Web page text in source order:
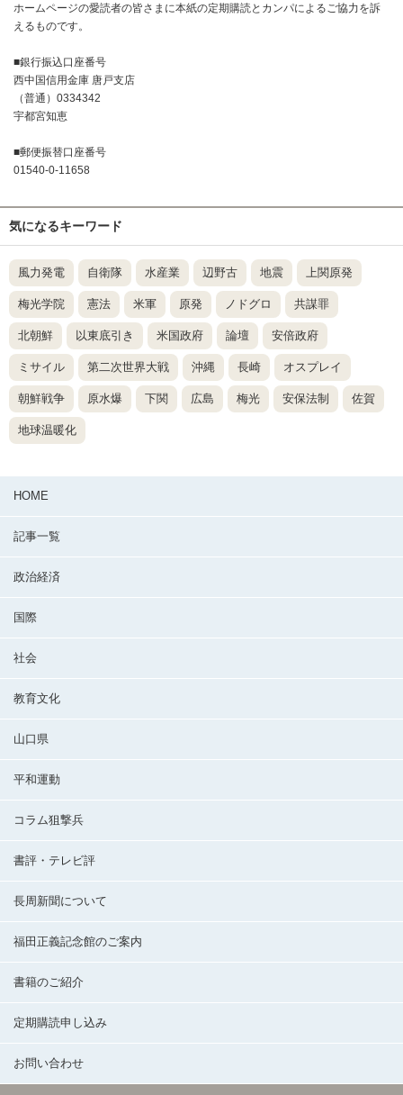
ホームページの愛読者の皆さまに本紙の定期購読とカンパによるご協力を訴
えるものです。
■銀行振込口座番号
西中国信用金庫 唐戸支店
（普通）0334342
宇都宮知恵
■郵便振替口座番号
01540-0-11658
気になるキーワード
風力発電 自衛隊 水産業 辺野古 地震 上関原発
梅光学院 憲法 米軍 原発 ノドグロ 共謀罪
北朝鮮 以東底引き 米国政府 論壇 安倍政府
ミサイル 第二次世界大戦 沖縄 長崎 オスプレイ
朝鮮戦争 原水爆 下関 広島 梅光 安保法制 佐賀
地球温暖化
HOME
記事一覧
政治経済
国際
社会
教育文化
山口県
平和運動
コラム狙撃兵
書評・テレビ評
長周新聞について
福田正義記念館のご案内
書籍のご紹介
定期購読申し込み
お問い合わせ